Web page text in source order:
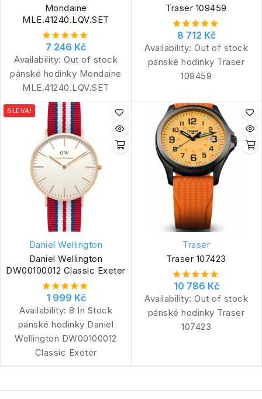
Mondaine
MLE.41240.LQV.SET
7 246 Kč
Availability: Out of stock
pánské hodinky Mondaine
MLE.41240.LQV.SET
Traser 109459
8 712 Kč
Availability: Out of stock
pánské hodinky Traser
109459
SLEVA!
Daniel Wellington
Daniel Wellington
DW00100012 Classic Exeter
1 999 Kč
Availability: 8 In Stock
pánské hodinky Daniel
Wellington DW00100012
Classic Exeter
Traser
Traser 107423
10 786 Kč
Availability: Out of stock
pánské hodinky Traser
107423